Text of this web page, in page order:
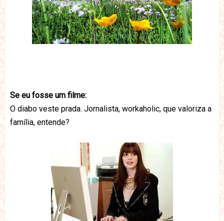
Se eu fosse um filme:
O diabo veste prada. Jornalista, workaholic, que valoriza a
família, entende?